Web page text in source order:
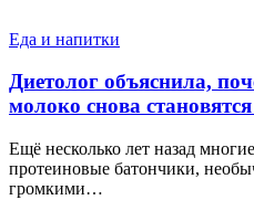
Еда и напитки
Диетолог объяснила,
молоко снова
Ещё несколько лет назад
протеиновые батончики,
громкими…